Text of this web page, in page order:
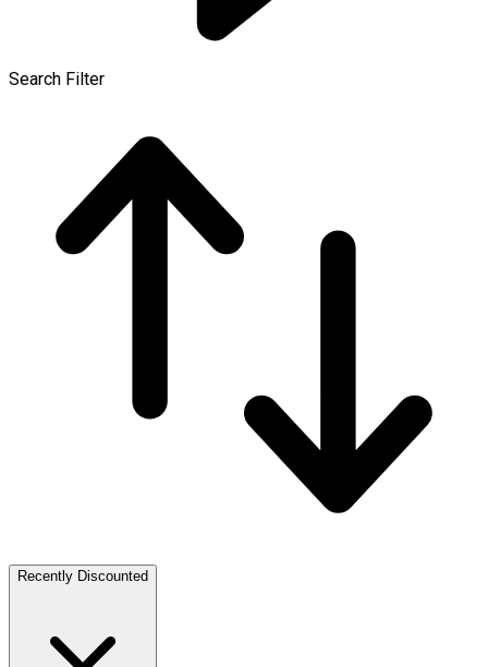
Search Filter
Recently Discounted